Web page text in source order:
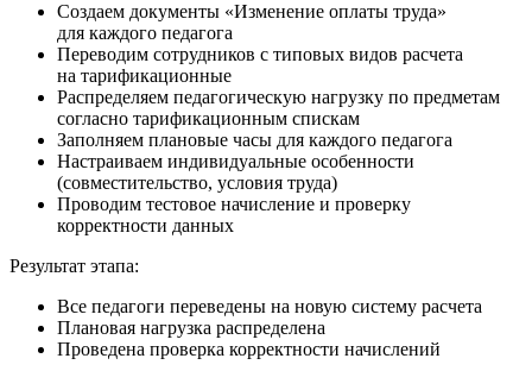
Создаем документы «Изменение оплаты труда»
для каждого педагога
Переводим сотрудников с типовых видов расчета
на тарификационные
Распределяем педагогическую нагрузку по предметам
согласно тарификационным спискам
Заполняем плановые часы для каждого педагога
Настраиваем индивидуальные особенности
(совместительство, условия труда)
Проводим тестовое начисление и проверку
корректности данных
Результат этапа:
Все педагоги переведены на новую систему расчета
Плановая нагрузка распределена
Проведена проверка корректности начислений